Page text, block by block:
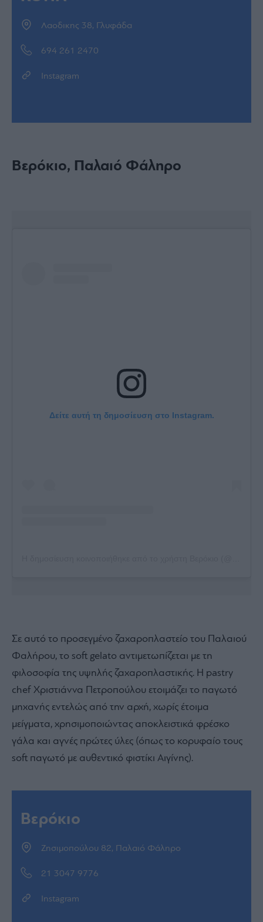
Λαοδικης 38, Γλυφάδα
694 261 2470
Instagram
Βερόκιο, Παλαιό Φάληρο
Δείτε αυτή τη δημοσίευση στο Instagram.
Σε αυτό το προσεγμένο ζαχαροπλαστείο του Παλαιού
Φαλήρου, το soft gelato αντιμετωπίζεται με τη
φιλοσοφία της υψηλής ζαχαροπλαστικής. Η pastry
chef Χριστιάννα Πετροπούλου ετοιμάζει το παγωτό
μηχανής εντελώς από την αρχή, χωρίς έτοιμα
μείγματα, χρησιμοποιώντας αποκλειστικά φρέσκο
γάλα και αγνές πρώτες ύλες (όπως το κορυφαίο τους
soft παγωτό με αυθεντικό φιστίκι Αιγίνης).
Βερόκιο
Ζησιμοπούλου 82, Παλαιό Φάληρο
21 3047 9776
Instagram